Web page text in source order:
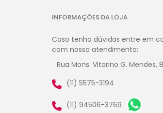
INFORMAÇÕES DA LOJA
Caso tenha dúvidas entre em
com nosso atendimento:
Rua Mons. Vitorino G. Mendes,
(11) 5575-3194
(11) 94506-3769